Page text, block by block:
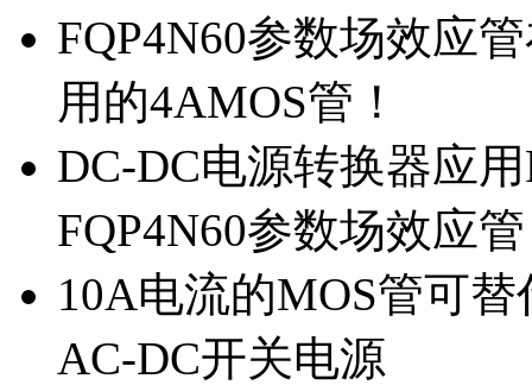
FQP4N60参数场效应
用的4AMOS管！
DC-DC电源转换器应
FQP4N60参数场效应
10A电流的MOS管可
AC-DC开关电源